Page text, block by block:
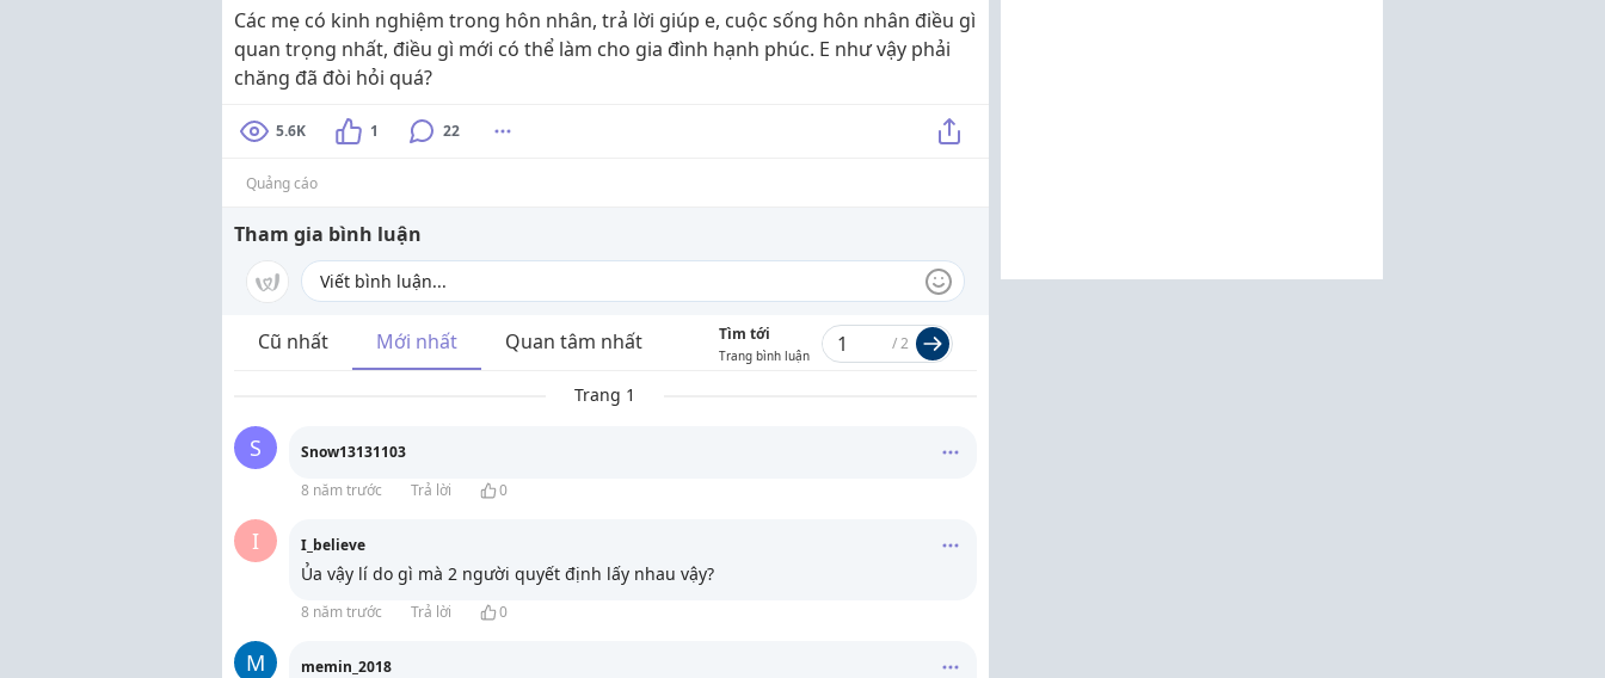
Các mẹ có kinh nghiệm trong hôn nhân, trả lời giúp e, cuộc sống hôn nhân điều gì
quan trọng nhất, điều gì mới có thể làm cho gia đình hạnh phúc. E như vậy phải
chăng đã đòi hỏi quá?
5.6K 1 22
Quảng cáo
Tham gia bình luận
Cũ nhất Mới nhất Quan tâm nhất Tìm tới
Trang bình luận
/2
Trang 1
S
Snow13131103
8 năm trước
Trả lời 0
I I_believe
Ủa vậy lí do gì mà 2 người quyết định lấy nhau vậy?
8 năm trước Trả lời 0
M memin_2018